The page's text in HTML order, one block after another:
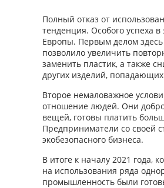
Полный отказ от
тенденция. Особого успеха
Европы. Первым делом
позволило увеличить
заменить пластик, а также
других изделий,
Второе немаловажное
отношение людей. Они
вещей, готовы платить
Предприниматели со своей
экобезопасного бизнеса.
В итоге к началу 2021 года,
на использования ряда
промышленность были